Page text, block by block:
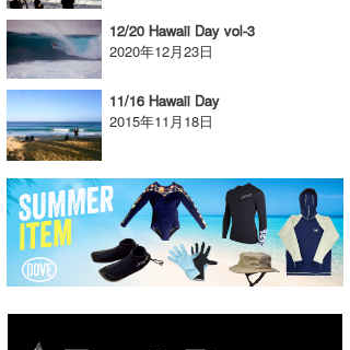
12/20 Hawaii Day vol-3
2020年12月23日
11/16 Hawaii Day
2015年11月18日
たっちー
ハンマー
まっきー
三輪予報士
小川予報士
上田純子